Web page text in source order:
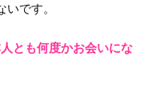
です。
とも何度かお会いにな